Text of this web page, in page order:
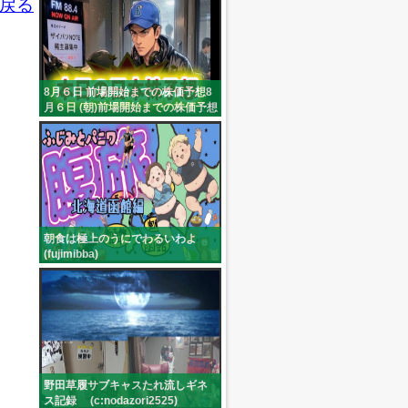
る
8月６日 前場開始までの株価予想8
月６日 (朝)前場開始までの株価予想
(mf4qmnizaq99266)
朝食は極上のうにでわるいわよ
(fujimibba)
野田草履サブキャスたれ流しギネ
ス記録 (c:nodazori2525)